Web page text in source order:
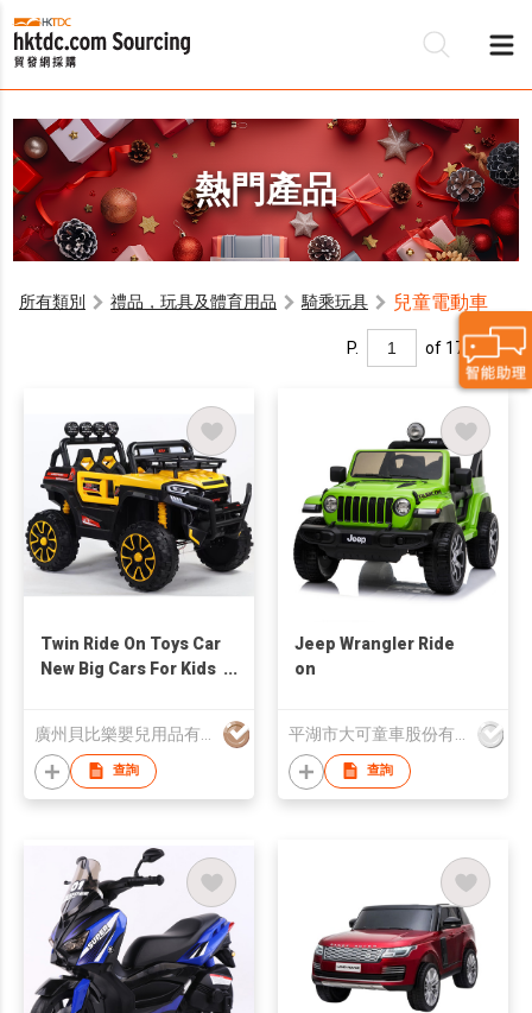
熱門產品
所有類別 禮品，玩具及體育用品 騎乘玩具 兒童電動車
P. of 17
Twin Ride On Toys Car
New Big Cars For Kids
查詢
Jeep Wrangler Ride
on
查詢